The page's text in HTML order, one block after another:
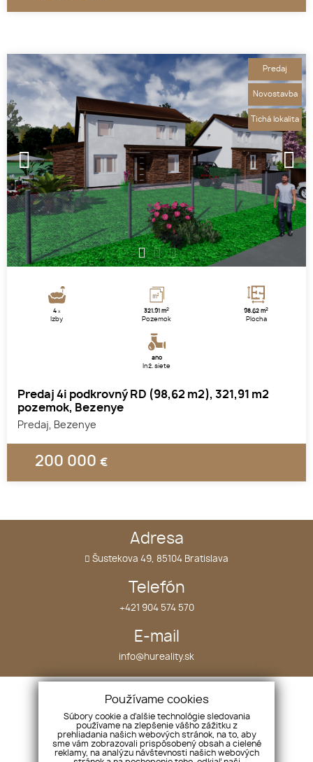
1 2 3
4x
Izby
321.91 m2
Pozemok
98.62 m2
Plocha
áno
Inž. siete
Predaj 4i podkrovný RD (98,62 m2), 321,91 m2
pozemok, Bezenye
Predaj, Bezenye
200 000 €
Predaj
Novostavba
Tichá lokalita
Adresa
Šustekova 49, 85104 Bratislava
Telefón
+421 904 574 570
E-mail
info@hureality.sk
O nás
Náš tím
Služby
Nehnuteľnosti
Projekty
Kontakt
Používame cookies
Súbory cookie a ďalšie technológie sledovania
používame na zlepšenie vášho zážitku z
prehliadania našich webových stránok, na to, aby
sme vám zobrazovali prispôsobený obsah a cielené
reklamy, na analýzu návštevnosti našich webových